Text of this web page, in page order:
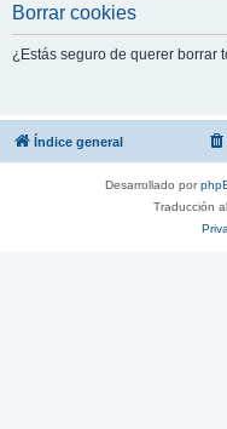
Borrar cookies
¿Estás seguro de querer borrar
Índice general
Desarrollado por
Traducción